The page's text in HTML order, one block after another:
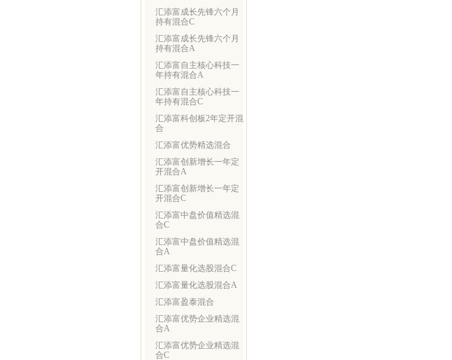
汇添富成长先锋六个月
持有混合C
汇添富成长先锋六个月
持有混合A
汇添富自主核心科技一
年持有混合A
汇添富自主核心科技一
年持有混合C
汇添富科创板2年定开混
合
汇添富优势精选混合
汇添富创新增长一年定
开混合A
汇添富创新增长一年定
开混合C
汇添富中盘价值精选混
合C
汇添富中盘价值精选混
合A
汇添富量化选股混合C
汇添富量化选股混合A
汇添富盈泰混合
汇添富优势企业精选混
合A
汇添富优势企业精选混
合C